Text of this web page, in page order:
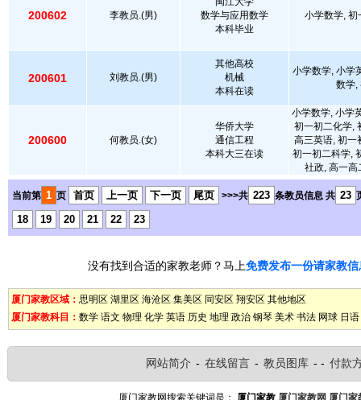
200602 李教员.(男)
数学与应用数学
本科毕业
小学数学, 初
200601 刘教员.(男)
其他高校
机械
本科在读
小学数学, 小学
数学,
200600 何教员.(女)
华侨大学
通信工程
本科大三在读
小学数学, 小学
初一初二化学,
高三英语, 初一
初一初二科学,
社政, 高一高
当前第 1 页 首页 上一页 下一页 尾页 >>>共 223 条教员信息 共 23
18 19 20 21 22 23
没有找到合适的家教老师？马上免费发布一份请家教信
厦门家教区域： 思明区 湖里区 海沧区 集美区 同安区 翔安区 其他地区
厦门家教科目： 数学 语文 物理 化学 英语 历史 地理 政治 钢琴 美术 书法 网球 日语
网站简介 - 在线留言 - 教员图库 - - 付款
厦门家教网搜索关键词是： 厦门家教 厦门家教网 厦门家